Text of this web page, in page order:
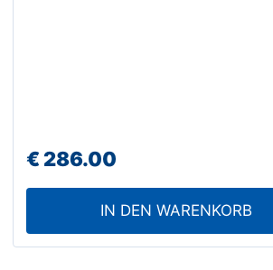
€286.00
IN DEN WARENKORB